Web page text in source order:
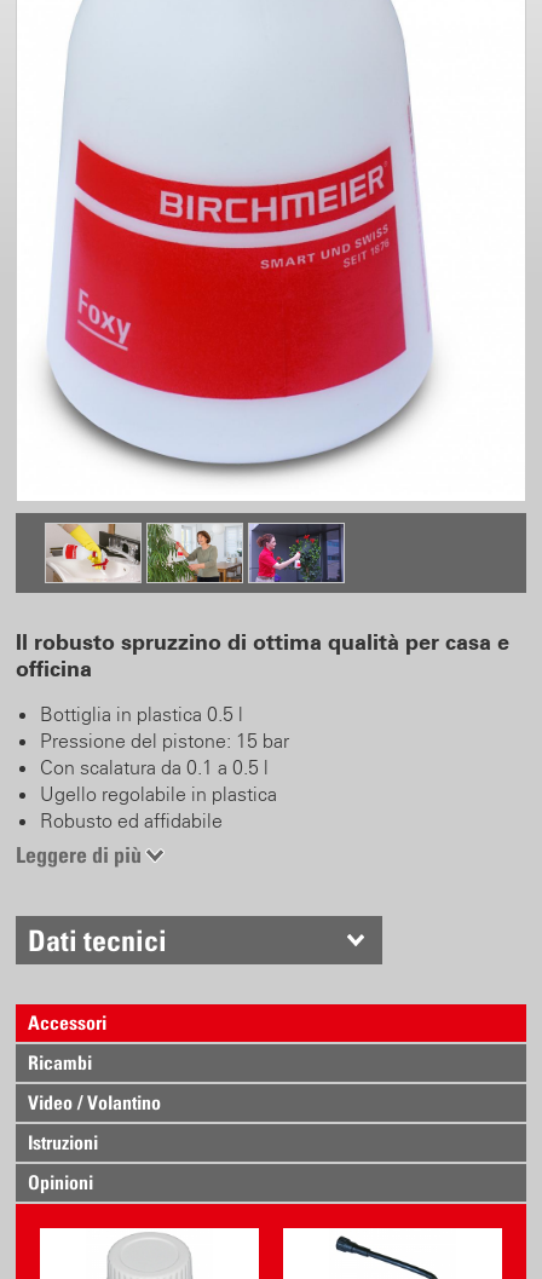
Il robusto spruzzino di ottima qualità per casa e
officina
Bottiglia in plastica 0.5 l
Pressione del pistone: 15 bar
Con scalatura da 0.1 a 0.5 l
Ugello regolabile in plastica
Robusto ed affidabile
Leggere di più
Dati tecnici
Accessori
Ricambi
Video / Volantino
Istruzioni
Opinioni